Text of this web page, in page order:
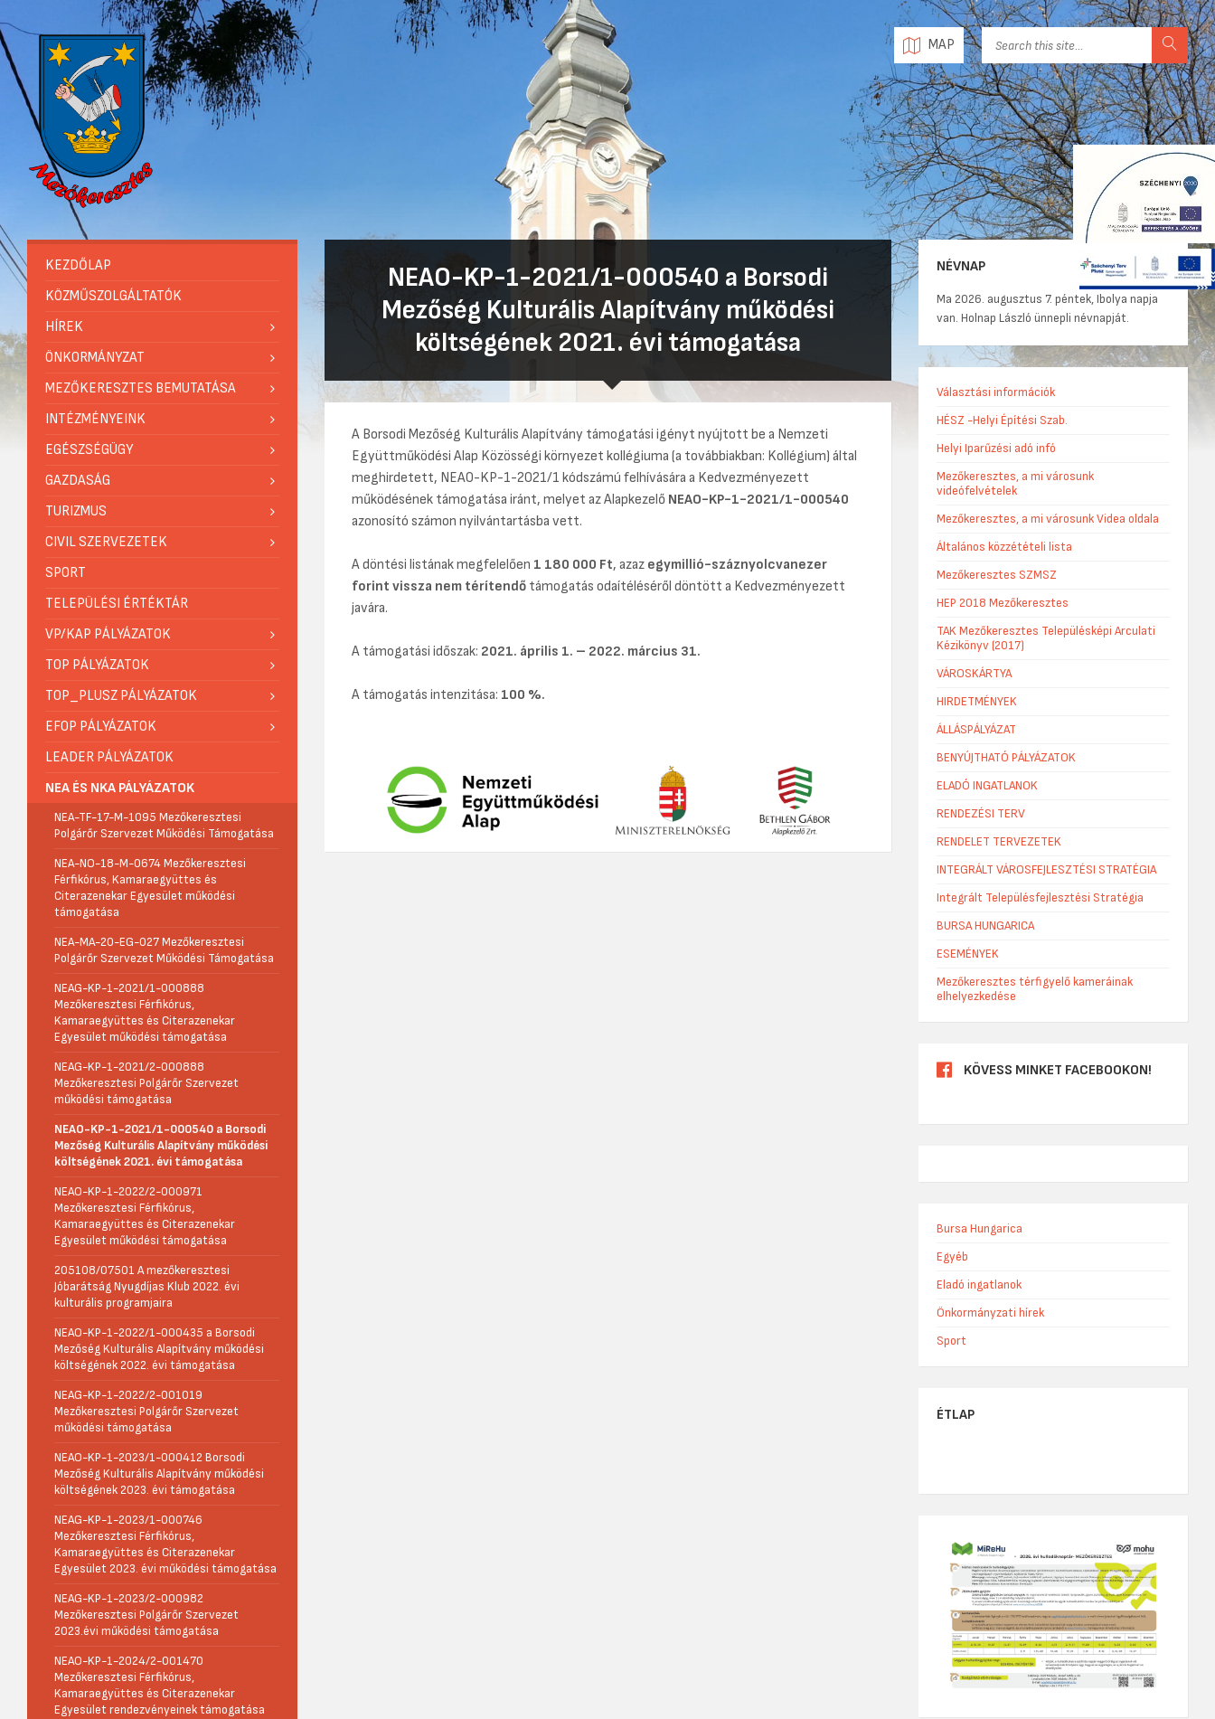
MAP
NEAO-KP-1-2021/1-000540 a Borsodi
Mezőség Kulturális Alapítvány működési
költségének 2021. évi támogatása
A Borsodi Mezőség Kulturális Alapítvány támogatási igényt nyújtott be a Nemzeti
Együttműködési Alap Közösségi környezet kollégiuma (a továbbiakban: Kollégium) által
meghirdetett, NEAO-KP-1-2021/1 kódszámú felhívására a Kedvezményezett
működésének támogatása iránt, melyet az Alapkezelő NEAO-KP-1-2021/1-000540
azonosító számon nyilvántartásba vett.
A döntési listának megfelelően 1 180 000 Ft, azaz egymillió-száznyolcvanezer
forint vissza nem térítendő támogatás odaítéléséről döntött a Kedvezményezett
javára.
A támogatási időszak: 2021. április 1. – 2022. március 31.
A támogatás intenzitása: 100 %.
KEZDŐLAP
KÖZMŰSZOLGÁLTATÓK
HÍREK
ÖNKORMÁNYZAT
MEZŐKERESZTES BEMUTATÁSA
INTÉZMÉNYEINK
EGÉSZSÉGÜGY
GAZDASÁG
TURIZMUS
CIVIL SZERVEZETEK
SPORT
TELEPÜLÉSI ÉRTÉKTÁR
VP/KAP PÁLYÁZATOK
TOP PÁLYÁZATOK
TOP_PLUSZ PÁLYÁZATOK
EFOP PÁLYÁZATOK
LEADER PÁLYÁZATOK
NEA ÉS NKA PÁLYÁZATOK
NEA-TF-17-M-1095 Mezőkeresztesi
Polgárőr Szervezet Működési Támogatása
NEA-NO-18-M-0674 Mezőkeresztesi
Férfikórus, Kamaraegyüttes és
Citerazenekar Egyesület működési
támogatása
NEA-MA-20-EG-027 Mezőkeresztesi
Polgárőr Szervezet Működési Támogatása
NEAG-KP-1-2021/1-000888
Mezőkeresztesi Férfikórus,
Kamaraegyüttes és Citerazenekar
Egyesület működési támogatása
NEAG-KP-1-2021/2-000888
Mezőkeresztesi Polgárőr Szervezet
működési támogatása
NEAO-KP-1-2021/1-000540 a Borsodi
Mezőség Kulturális Alapítvány működési
költségének 2021. évi támogatása
NEAO-KP-1-2022/2-000971
Mezőkeresztesi Férfikórus,
Kamaraegyüttes és Citerazenekar
Egyesület működési támogatása
205108/07501 A mezőkeresztesi
Jóbarátság Nyugdíjas Klub 2022. évi
kulturális programjaira
NEAO-KP-1-2022/1-000435 a Borsodi
Mezőség Kulturális Alapítvány működési
költségének 2022. évi támogatása
NEAG-KP-1-2022/2-001019
Mezőkeresztesi Polgárőr Szervezet
működési támogatása
NEAO-KP-1-2023/1-000412 Borsodi
Mezőség Kulturális Alapítvány működési
költségének 2023. évi támogatása
NEAG-KP-1-2023/1-000746
Mezőkeresztesi Férfikórus,
Kamaraegyüttes és Citerazenekar
Egyesület 2023. évi működési támogatása
NEAG-KP-1-2023/2-000982
Mezőkeresztesi Polgárőr Szervezet
2023.évi működési támogatása
NEAO-KP-1-2024/2-001470
Mezőkeresztesi Férfikórus,
Kamaraegyüttes és Citerazenekar
Egyesület rendezvényeinek támogatása
NÉVNAP
Ma 2026. augusztus 7. péntek, Ibolya napja
van. Holnap László ünnepli névnapját.
Választási információk
HÉSZ -Helyi Építési Szab.
Helyi Iparűzési adó infó
Mezőkeresztes, a mi városunk
videófelvételek
Mezőkeresztes, a mi városunk Videa oldala
Általános közzétételi lista
Mezőkeresztes SZMSZ
HEP 2018 Mezőkeresztes
TAK Mezőkeresztes Településképi Arculati
Kézikönyv (2017)
VÁROSKÁRTYA
HIRDETMÉNYEK
ÁLLÁSPÁLYÁZAT
BENYÚJTHATÓ PÁLYÁZATOK
ELADÓ INGATLANOK
RENDEZÉSI TERV
RENDELET TERVEZETEK
INTEGRÁLT VÁROSFEJLESZTÉSI STRATÉGIA
Integrált Településfejlesztési Stratégia
BURSA HUNGARICA
ESEMÉNYEK
Mezőkeresztes térfigyelő kameráinak
elhelyezkedése
KÖVESS MINKET FACEBOOKON!
Bursa Hungarica
Egyéb
Eladó ingatlanok
Önkormányzati hírek
Sport
ÉTLAP